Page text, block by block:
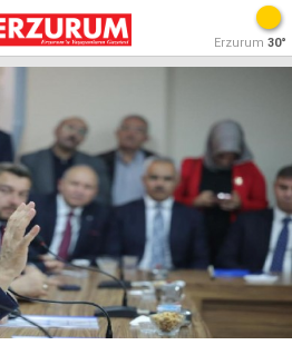
Erzurum 30°